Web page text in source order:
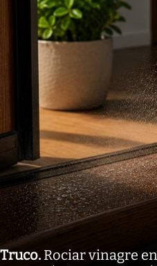
Truco. Rociar vinagre